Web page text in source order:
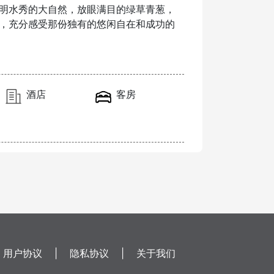
秀的大自然，放眼满目的绿草青葱，
充分感受那份独有的悠闲自在和成功的
酒店 客房
用户协议 隐私协议 关于我们